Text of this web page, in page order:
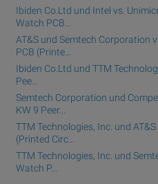
Ibiden Co.Ltd und Intel vs.
Watch PCB...
AT&S und Semtech Corporation
PCB (Printe...
Ibiden Co.Ltd und TTM
Pee...
Semtech Corporation und
KW 9 Peer...
TTM Technologies, Inc. und
(Printed Circ...
TTM Technologies, Inc. und
Watch P...